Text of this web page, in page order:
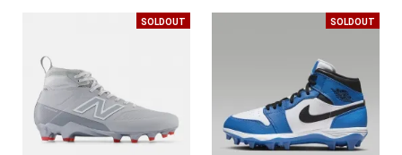
SOLDOUT SOLDOUT